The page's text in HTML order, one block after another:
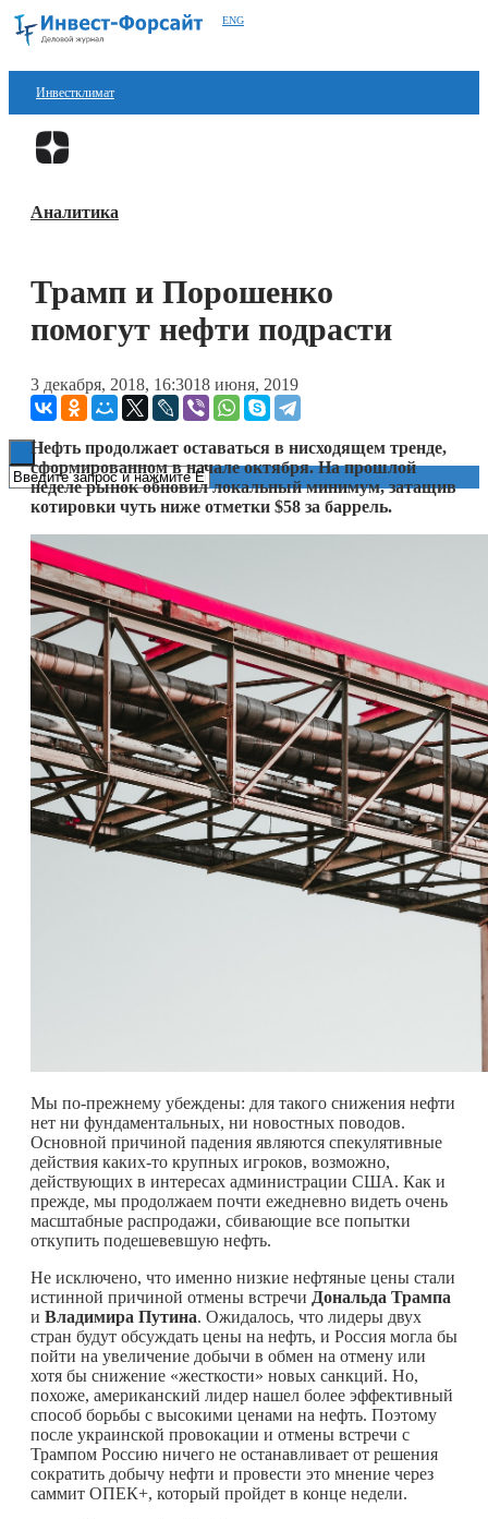
ENG
Инвестклимат
Финансы
Блокчейн
Технологии
Книги
Аналитика
Трамп и Порошенко
помогут нефти подрасти
3 декабря, 2018, 16:3018 июня, 2019
Нефть продолжает оставаться в нисходящем тренде,
сформированном в начале октября. На прошлой
неделе рынок обновил локальный минимум, затащив
котировки чуть ниже отметки $58 за баррель.
Мы по-прежнему убеждены: для такого снижения нефти
нет ни фундаментальных, ни новостных поводов.
Основной причиной падения являются спекулятивные
действия каких-то крупных игроков, возможно,
действующих в интересах администрации США. Как и
прежде, мы продолжаем почти ежедневно видеть очень
масштабные распродажи, сбивающие все попытки
откупить подешевевшую нефть.
Не исключено, что именно низкие нефтяные цены стали
истинной причиной отмены встречи Дональда Трампа
и Владимира Путина. Ожидалось, что лидеры двух
стран будут обсуждать цены на нефть, и Россия могла бы
пойти на увеличение добычи в обмен на отмену или
хотя бы снижение «жесткости» новых санкций. Но,
похоже, американский лидер нашел более эффективный
способ борьбы с высокими ценами на нефть. Поэтому
после украинской провокации и отмены встречи с
Трампом Россию ничего не останавливает от решения
сократить добычу нефти и провести это мнение через
саммит ОПЕК+, который пройдет в конце недели.